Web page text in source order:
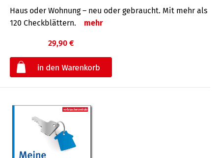
Haus oder Wohnung – neu oder gebraucht. Mit mehr als
120 Check­blättern.
mehr
29,90 €